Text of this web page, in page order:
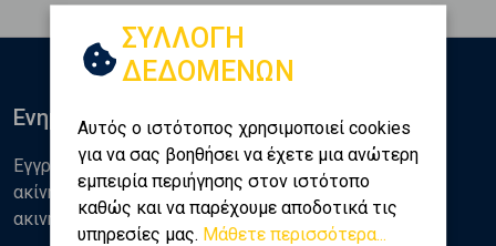
ΣΥΛΛΟΓΗ
ΔΕΔΟΜΕΝΩΝ
Αυτός ο ιστότοπος χρησιμοποιεί cookies
για να σας βοηθήσει να έχετε μια ανώτερη
εμπειρία περιήγησης στον ιστότοπο
καθώς και να παρέχουμε αποδοτικά τις
υπηρεσίες μας. Μάθετε περισσότερα...
Ενημερωθείτε
Εγγραφείτε στο newsletter της Golden Home για νέα
ακίνητα, αναλύσεις και διάφορα θέματα της αγοράς
ακινήτων